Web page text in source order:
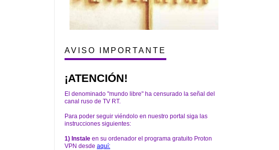
AVISO IMPORTANTE
¡ATENCIÓN!
El denominado "mundo libre" ha censurado la señal del
canal ruso de TV RT.
Para poder seguir viéndolo en nuestro portal siga las
instrucciones siguientes:
1) Instale en su ordenador el programa gratuito Proton
VPN desde aquí: